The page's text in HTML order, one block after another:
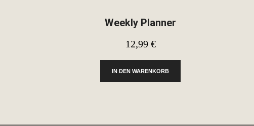
Weekly Planner
12,99 €
IN DEN WARENKORB